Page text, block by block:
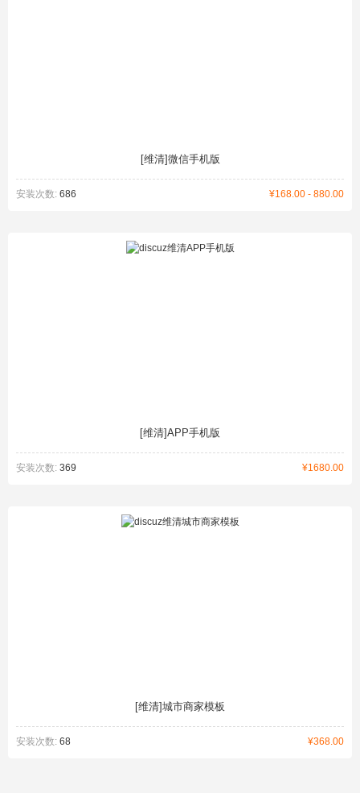
[维清]微信手机版
¥168.00 - 880.00
安装次数: 686
[维清]APP手机版
¥1680.00
安装次数: 369
[维清]城市商家模板
¥368.00
安装次数: 68